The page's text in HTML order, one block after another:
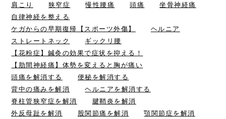
肩こり 狭窄症 慢性腰痛 頭痛
坐骨神経痛
自律神経を整える
ケガからの早期復帰【スポーツ外傷】
ヘルニア
ストレートネック
ギックリ腰
【花粉症】鍼灸の効果で症状を抑える！
【肋間神経痛】体勢を変えると胸が痛い
頭痛を解消する
便秘を解消する
背中の痛みを解消
ヘルニアを解消する
脊柱管狭窄症を解消
腱鞘炎を解消
外反母趾を解消
股関節痛を解消
顎関節症を解消